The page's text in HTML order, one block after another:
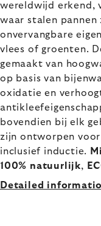
wereldwijd erkend,
waar stalen pannen
onvervangbare
vlees of groenten.
gemaakt van
op basis van
oxidatie en
bovendien bij elk
zijn ontworpen
inclusief inductie.
100% natuurlijk,
Detailed